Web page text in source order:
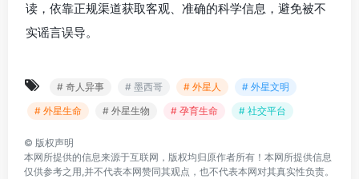
读，依靠正规渠道获取客观、准确的科学信息，避免被不
实谣言误导。
# 奇人异事 # 墨西哥 # 外星人
# 外星文明
# 外星生命
# 外星生物 # 孕育生命 # 社交平台
© 版权声明
本网所提供的信息来源于互联网，版权均归原作者所有！本网所提供信息
仅供参考之用,并不代表本网赞同其观点，也不代表本网对其真实性负责。